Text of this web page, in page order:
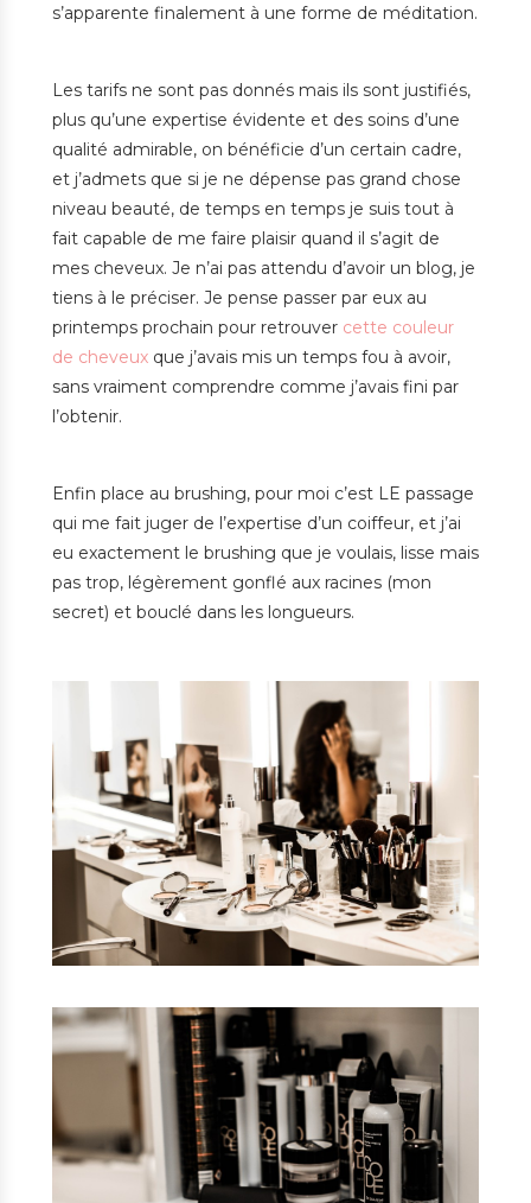
s’apparente finalement à une forme de méditation.
Les tarifs ne sont pas donnés mais ils sont justifiés,
plus qu’une expertise évidente et des soins d’une
qualité admirable, on bénéficie d’un certain cadre,
et j’admets que si je ne dépense pas grand chose
niveau beauté, de temps en temps je suis tout à
fait capable de me faire plaisir quand il s’agit de
mes cheveux. Je n’ai pas attendu d’avoir un blog, je
tiens à le préciser. Je pense passer par eux au
printemps prochain pour retrouver cette couleur
de cheveux que j’avais mis un temps fou à avoir,
sans vraiment comprendre comme j’avais fini par
l’obtenir.
Enfin place au brushing, pour moi c’est LE passage
qui me fait juger de l’expertise d’un coiffeur, et j’ai
eu exactement le brushing que je voulais, lisse mais
pas trop, légèrement gonflé aux racines (mon
secret) et bouclé dans les longueurs.